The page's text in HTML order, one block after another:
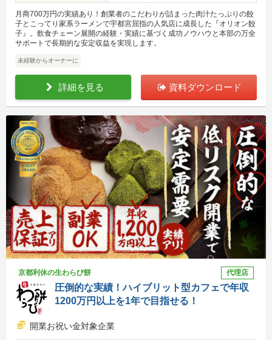
月商700万円の実績あり！創業者のこだわりが詰まった肉汁たっぷりの餃
子とこってり家系ラーメンで宇都宮屈指の人気店に成長した『オリオン餃
子』。飲食チェーン展開の経験・実績に基づく成功ノウハウと本部の万全
サポートで長期的な安定収益を実現します。
未経験からオーナーに
詳細を見る 資料ダウンロード
京都利休の生わらび餅 代理店
圧倒的な実績！ハイブリット型カフェで年収
1200万円以上を1年で目指せる！
開業お祝い金対象企業